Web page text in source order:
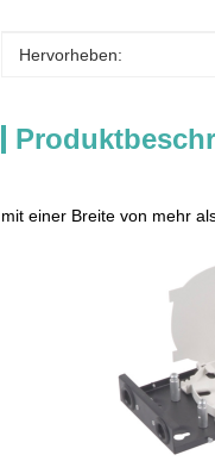
Hervorheben:
mit einer Breite von mehr